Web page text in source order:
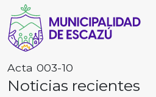
Acta 003-10
Noticias recientes